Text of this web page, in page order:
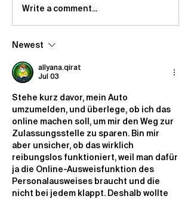
Write a comment...
Newest
allyana.qirat
Jul 03
Stehe kurz davor, mein Auto
umzumelden, und überlege, ob ich das
online machen soll, um mir den Weg zur
Zulassungsstelle zu sparen. Bin mir
aber unsicher, ob das wirklich
reibungslos funktioniert, weil man dafür
ja die Online-Ausweisfunktion des
Personalausweises braucht und die
nicht bei jedem klappt. Deshalb wollte